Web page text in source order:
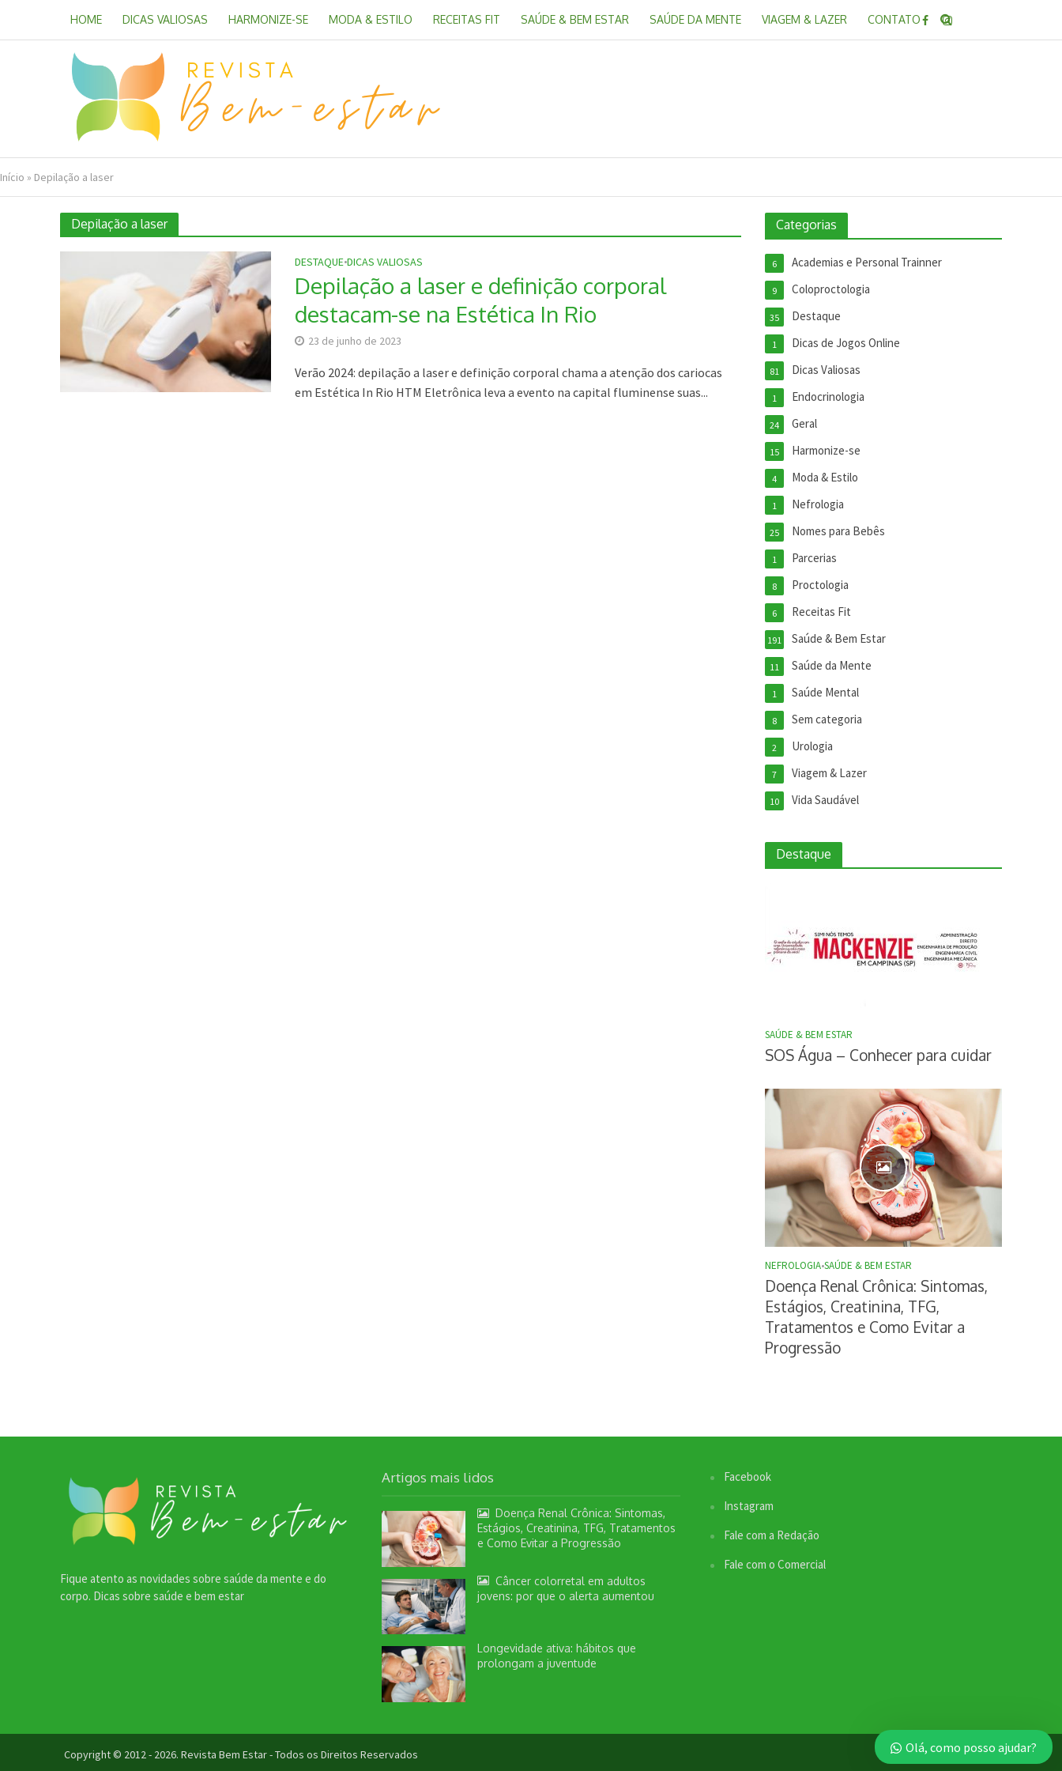
HOME DICAS VALIOSAS HARMONIZE-SE MODA & ESTILO RECEITAS FIT SAÚDE & BEM ESTAR SAÚDE DA MENTE VIAGEM & LAZER CONTATO
Início » Depilação a laser
Depilação a laser
DESTAQUE•DICAS VALIOSAS
Depilação a laser e definição corporal
destacam-se na Estética In Rio
23 de junho de 2023
Verão 2024: depilação a laser e definição corporal chama a atenção dos cariocas
em Estética In Rio HTM Eletrônica leva a evento na capital fluminense suas...
Categorias
Academias e Personal Trainner
6
Coloproctologia
9
Destaque
35
Dicas de Jogos Online
1
Dicas Valiosas
81
Endocrinologia
1
Geral
24
Harmonize-se
15
Moda & Estilo
4
Nefrologia
1
Nomes para Bebês
25
Parcerias
1
Proctologia
8
Receitas Fit
6
Saúde & Bem Estar
191
Saúde da Mente
11
Saúde Mental
1
Sem categoria
8
Urologia
2
Viagem & Lazer
7
Vida Saudável
10
Destaque
SAÚDE & BEM ESTAR
SOS Água – Conhecer para cuidar
NEFROLOGIA•SAÚDE & BEM ESTAR
Doença Renal Crônica: Sintomas,
Estágios, Creatinina, TFG,
Tratamentos e Como Evitar a
Progressão
Fique atento as novidades sobre saúde da mente e do
corpo. Dicas sobre saúde e bem estar
Artigos mais lidos
Doença Renal Crônica: Sintomas,
Estágios, Creatinina, TFG, Tratamentos
e Como Evitar a Progressão
Câncer colorretal em adultos
jovens: por que o alerta aumentou
Longevidade ativa: hábitos que
prolongam a juventude
Facebook
Instagram
Fale com a Redação
Fale com o Comercial
Copyright © 2012 - 2026. Revista Bem Estar - Todos os Direitos Reservados Olá, como posso ajudar?